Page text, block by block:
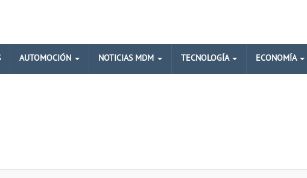
AUTOMOCIÓN NOTICIAS MDM TECNOLOGÍA ECONOMÍA